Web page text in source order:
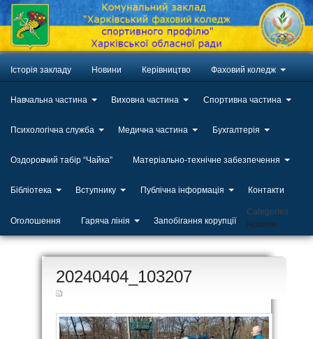
Історія закладу Новини Керівництво Фаховий коледж
Навчальна частина Виховна частина Спортивна частина
Психологічна служба Медична частина Бухгалтерія
Оздоровчий табір “Чайка” Матеріально-технічне забезпечення
Бібліотека Вступнику Публічна інформація Контакти
Оголошення Гаряча лінія Запобігання корупції
Categories
Новини
20
20240404_103207